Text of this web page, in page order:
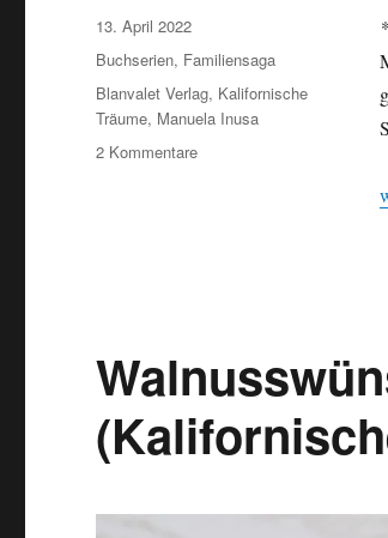
Veröffentlicht
am
13. April 2022
Kategorien
Buchserien, Familiensaga
Schlagwörter
Blanvalet Verlag, Kalifornische
Träume, Manuela Inusa
2 Kommentarezu